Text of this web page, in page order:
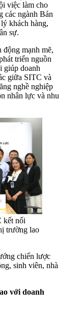
việc làm cho
các ngành Bán
khách hàng,
sự.
mạnh mẽ,
triển nguồn
giúp doanh
giữa SITC và
nghề nghiệp
nhân lực và nhu
kết nối
trường lao
chiến lược
sinh viên, nhà
với doanh